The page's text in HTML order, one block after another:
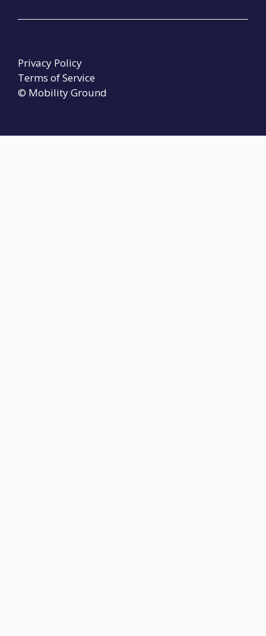
© Mobility Ground
Privacy Policy
Terms of Service